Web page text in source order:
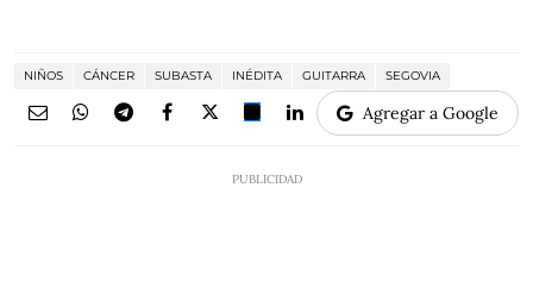
NIÑOS CÁNCER SUBASTA INÉDITA GUITARRA SEGOVIA
Agregar a Google